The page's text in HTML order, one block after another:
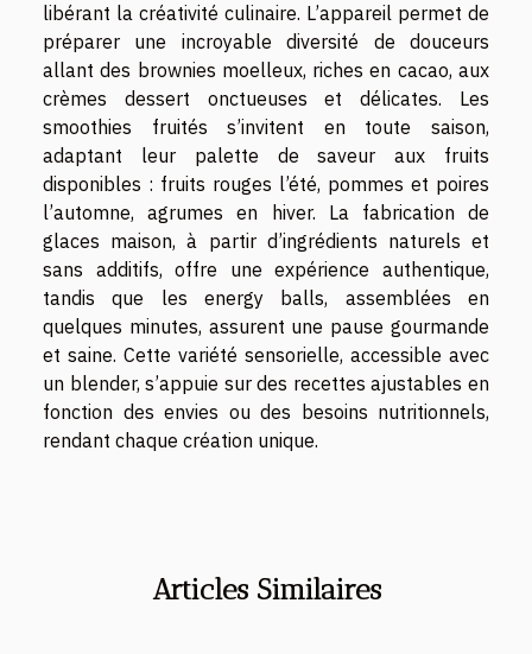
libérant la créativité culinaire. L’appareil permet de
préparer une incroyable diversité de douceurs
allant des brownies moelleux, riches en cacao, aux
crèmes dessert onctueuses et délicates. Les
smoothies fruités s’invitent en toute saison,
adaptant leur palette de saveur aux fruits
disponibles : fruits rouges l’été, pommes et poires
l’automne, agrumes en hiver. La fabrication de
glaces maison, à partir d’ingrédients naturels et
sans additifs, offre une expérience authentique,
tandis que les energy balls, assemblées en
quelques minutes, assurent une pause gourmande
et saine. Cette variété sensorielle, accessible avec
un blender, s’appuie sur des recettes ajustables en
fonction des envies ou des besoins nutritionnels,
rendant chaque création unique.
Articles Similaires